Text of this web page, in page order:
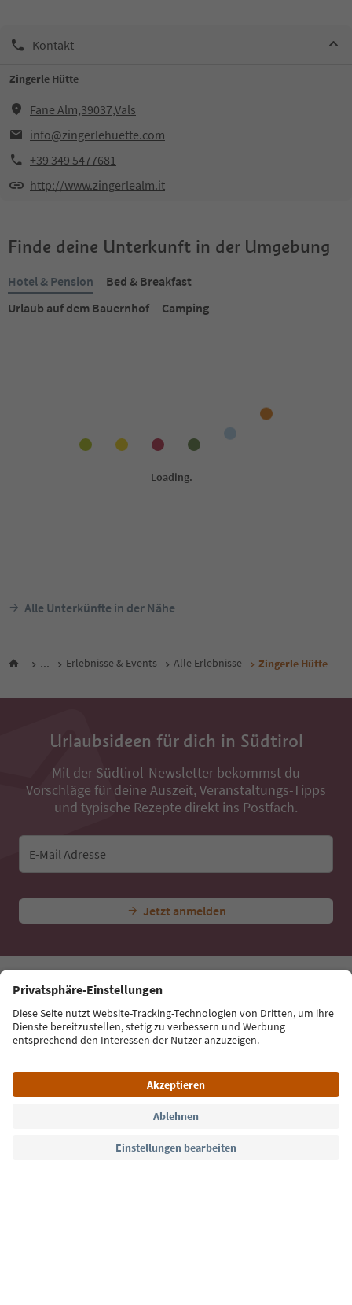
Kontakt
Zingerle Hütte
Fane Alm,39037,Vals
info@zingerlehuette.com
+39 349 5477681
http://www.zingerlealm.it
Finde deine Unterkunft in der Umgebung
Hotel & Pension
Bed & Breakfast
Urlaub auf dem Bauernhof
Camping
Südtirol Guest Pass
Nacht / Gäste Inkl. MwSt.
Alle Unterkünfte in der Nähe
... Erlebnisse & Events Alle Erlebnisse Zingerle Hütte
Mit der Südtirol-Newsletter bekommst du
Vorschläge für deine Auszeit, Veranstaltungs-Tipps
Jetzt anmelden